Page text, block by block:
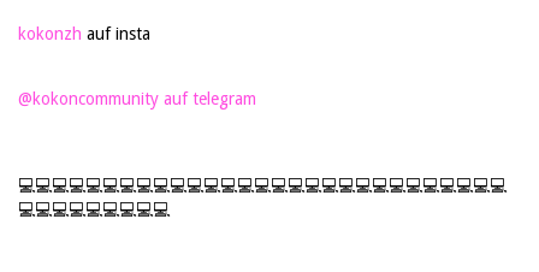
kokonzh auf insta
@kokoncommunity auf telegram
💻💻💻💻💻💻💻💻💻💻💻💻💻💻💻💻💻💻💻💻💻💻💻💻💻💻💻💻💻
💻💻💻💻💻💻💻💻💻